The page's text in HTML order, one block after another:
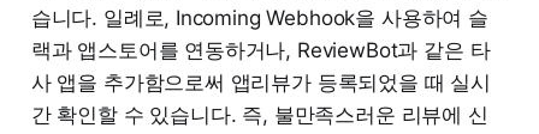
습니다. 일례로, Incoming Webhook을 사용하여 슬
랙과 앱스토어를 연동하거나, ReviewBot과 같은 타
사 앱을 추가함으로써 앱리뷰가 등록되었을 때 실시
간 확인할 수 있습니다. 즉, 불만족스러운 리뷰에 신